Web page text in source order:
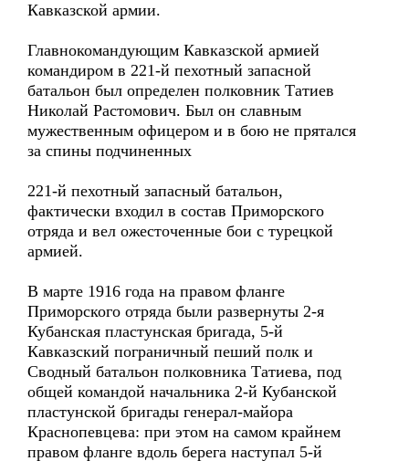
Кавказской армии.
Главнокомандующим Кавказской армией
командиром в 221-й пехотный запасной
батальон был определен полковник Татиев
Николай Растомович. Был он славным
мужественным офицером и в бою не прятался
за спины подчиненных
221-й пехотный запасный батальон,
фактически входил в состав Приморского
отряда и вел ожесточенные бои с турецкой
армией.
В марте 1916 года на правом фланге
Приморского отряда были развернуты 2-я
Кубанская пластунская бригада, 5-й
Кавказский пограничный пеший полк и
Сводный батальон полковника Татиева, под
общей командой начальника 2-й Кубанской
пластунской бригады генерал-майора
Краснопевцева: при этом на самом крайнем
правом фланге вдоль берега наступал 5-й